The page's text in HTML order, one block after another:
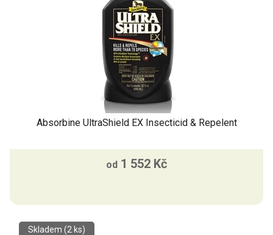
Absorbine UltraShield EX Insecticid & Repelent
od 1 552 Kč
Skladem (2 ks)